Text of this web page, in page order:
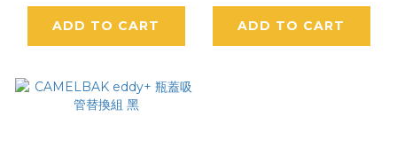
瓶 A
ADD TO CART ADD TO CART